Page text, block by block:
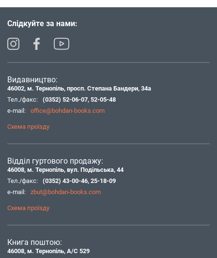
Слідкуйте за нами:
Видавництво:
46002, м. Тернопіль, просп. Степана Бандери, 34а
Тел./факс:
(0352) 52-06-07, 52-05-48
e-mail:
office@bohdan-books.com
Схема проїзду
Відділ гуртового продажу:
46008, м. Тернопіль, вул. Подільська, 44
Тел./факс:
(0352) 43-00-46, 25-18-09
e-mail:
zbut@bohdan-books.com
Схема проїзду
Книга поштою:
46008, м. Тернопіль, А/С 529